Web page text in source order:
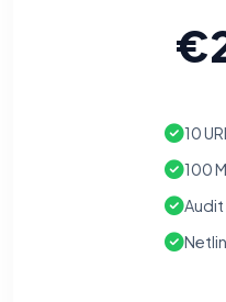
10
100
Cookies essentiels
Nécessaires au
Cookies analytiques
Nous aident à comprendre
(pages visitées, durée de
anonymisées via Google